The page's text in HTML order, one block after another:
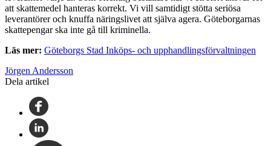
att skattemedel hanteras korrekt. Vi vill samtidigt stötta seriösa
leverantörer och knuffa näringslivet att själva agera. Göteborgarnas
skattepengar ska inte gå till kriminella.
Läs mer: Göteborgs Stad Inköps- och upphandlingsförvaltningen
Jörgen Andersson
Dela artikel